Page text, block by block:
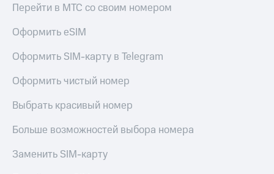
Перейти в МТС со своим номером
Оформить eSIM
Оформить SIM-карту в Telegram
Оформить чистый номер
Выбрать красивый номер
Больше возможностей выбора номера
Заменить SIM-карту